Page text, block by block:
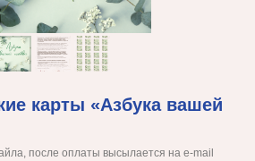
карты «Азбука вашей
после оплаты высылается на e-mail